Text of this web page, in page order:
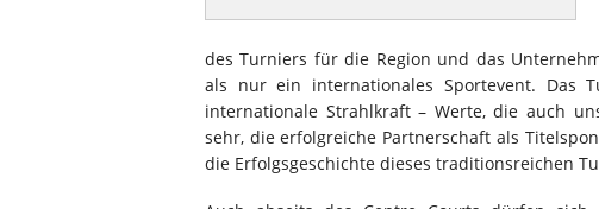
des Turniers für die Region und das
als nur ein internationales Sportevent. Das
internationale Strahlkraft – Werte, die auch
sehr, die erfolgreiche Partnerschaft als
die Erfolgsgeschichte dieses traditionsreichen